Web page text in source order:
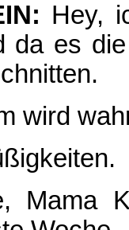
Hey,
da es
wird
Mama